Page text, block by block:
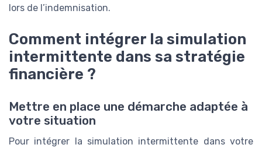
lors de l’indemnisation.
Comment intégrer la simulation
intermittente dans sa stratégie
financière ?
Mettre en place une démarche adaptée à
votre situation
Pour intégrer la simulation intermittente dans votre